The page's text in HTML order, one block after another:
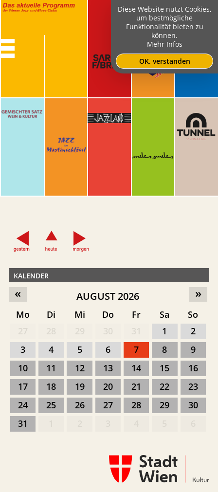
KALENDER
»
« AUGUST 2026
Mo Di Mi Do Fr Sa
So
1
2
3
4 5 6 7 8
9
10
11 12 13 14 15
16
17
18 19 20 21 22
23
24
25 26 27 28 29
30
31
Diese Website nutzt Cookies,
um bestmögliche
Funktionalität bieten zu
können.
Mehr Infos
OK, verstanden